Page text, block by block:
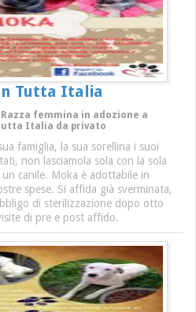
Tutta Italia
Razza femmina in adozione a
Italia da privato
famiglia, la sua sorellina i suoi
non lasciamola sola con la sola
canile. Moka è adottabile in
spese. Si affida già sverminata,
di sterilizzazione dopo otto
di pre e post affido.